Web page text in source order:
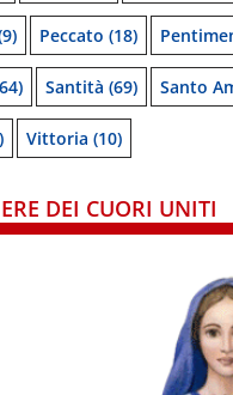
Peccato (18)
Santità (69) Santo
Vittoria (10)
DEI CUORI UNITI